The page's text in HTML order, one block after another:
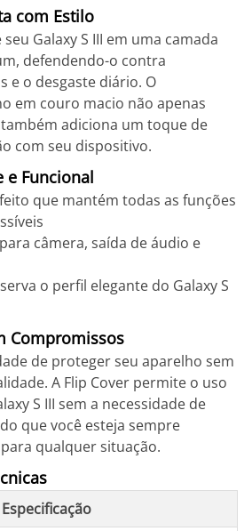
com Estilo
Galaxy S III em uma camada
defendendo-o contra
e o desgaste diário. O
em couro macio não apenas
adiciona um toque de
com seu dispositivo.
e Funcional
que mantém todas as funções
câmera, saída de áudio e
o perfil elegante do Galaxy S
Compromissos
de proteger seu aparelho sem
A Flip Cover permite o uso
S III sem a necessidade de
que você esteja sempre
qualquer situação.
Especificação